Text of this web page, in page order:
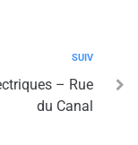
SUIV
– Rue
du Canal